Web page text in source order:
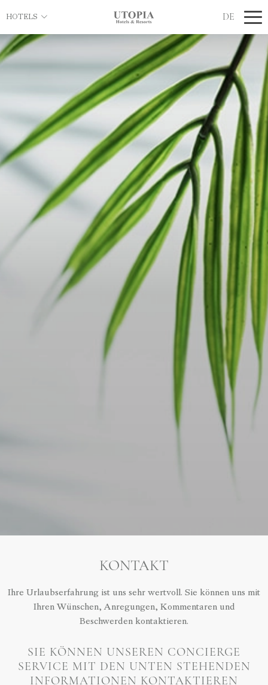
HOTELS DE
KONTAKT
Ihre Urlaubserfahrung ist uns sehr wertvoll. Sie können uns mit
Ihren Wünschen, Anregungen, Kommentaren und
Beschwerden kontaktieren.
SIE KÖNNEN UNSEREN CONCIERGE
SERVICE MIT DEN UNTEN STEHENDEN
INFORMATIONEN KONTAKTIEREN